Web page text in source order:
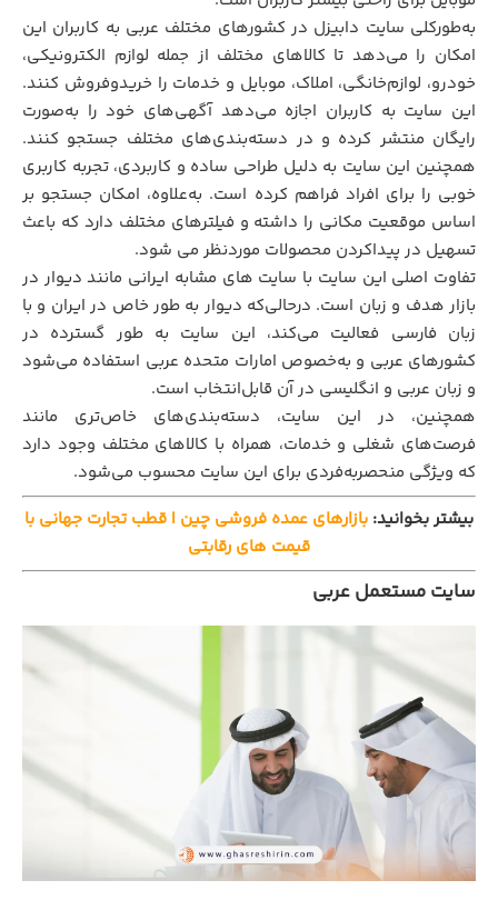
به‌طورکلی سایت دابیزل در کشورهای مختلف عربی به کاربران این
امکان را می‌دهد تا کالاهای مختلف از جمله لوازم الکترونیکی،
خودرو، لوازم‌خانگی، املاک، موبایل و خدمات را خریدوفروش کنند.
این سایت به کاربران اجازه می‌دهد آگهی‌های خود را به‌صورت
رایگان منتشر کرده و در دسته‌بندی‌های مختلف جستجو کنند.
همچنین این سایت به دلیل طراحی ساده و کاربردی، تجربه کاربری
خوبی را برای افراد فراهم کرده است. به‌علاوه، امکان جستجو بر
اساس موقعیت مکانی را داشته و فیلترهای مختلف دارد که باعث
تسهیل در پیداکردن محصولات موردنظر می‌ شود.
تفاوت اصلی این سایت با سایت‌ های مشابه ایرانی مانند دیوار در
بازار هدف و زبان است. درحالی‌که دیوار به طور خاص در ایران و با
زبان فارسی فعالیت می‌کند، این سایت به طور گسترده در
کشورهای عربی و به‌خصوص امارات متحده عربی استفاده می‌شود
و زبان عربی و انگلیسی در آن قابل‌انتخاب است.
همچنین، در این سایت، دسته‌بندی‌های خاص‌تری مانند
فرصت‌های شغلی و خدمات، همراه با کالاهای مختلف وجود دارد
که ویژگی منحصربه‌فردی برای این سایت محسوب می‌شود.
بیشتر بخوانید: بازارهای عمده‌ فروشی چین | قطب تجارت جهانی با
قیمت‌ های رقابتی
سایت مستعمل عربی